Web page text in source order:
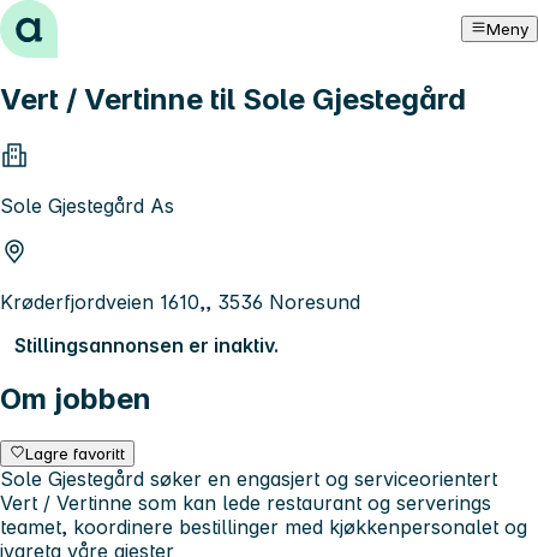
Hopp til innhold Meny
Vert / Vertinne til Sole Gjestegård
Sole Gjestegård As
Krøderfjordveien 1610,, 3536 Noresund
Stillingsannonsen er inaktiv.
Om jobben
Lagre favoritt
Sole Gjestegård søker en engasjert og serviceorientert
Vert / Vertinne som kan lede restaurant og serverings
teamet, koordinere bestillinger med kjøkkenpersonalet og
ivareta våre gjester